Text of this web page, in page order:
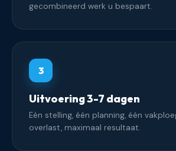
gecombineerd werk u bespaart.
3
Uitvoering 3-7 dagen
Eén stelling, één planning, één
overlast, maximaal resultaat.